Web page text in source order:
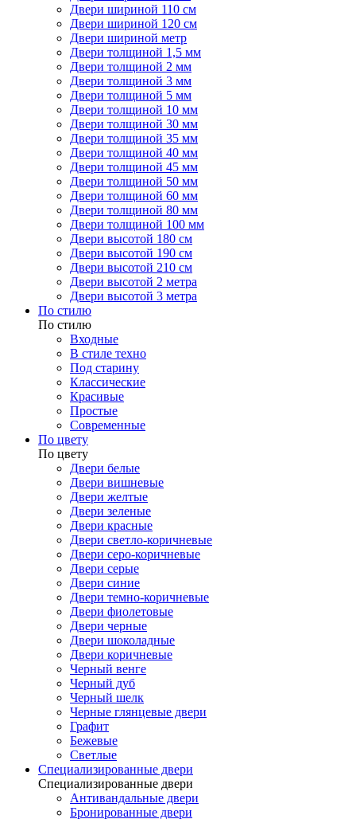
Двери шириной 110 см
Двери шириной 120 см
Двери шириной метр
Двери толщиной 1,5 мм
Двери толщиной 2 мм
Двери толщиной 3 мм
Двери толщиной 5 мм
Двери толщиной 10 мм
Двери толщиной 30 мм
Двери толщиной 35 мм
Двери толщиной 40 мм
Двери толщиной 45 мм
Двери толщиной 50 мм
Двери толщиной 60 мм
Двери толщиной 80 мм
Двери толщиной 100 мм
Двери высотой 180 см
Двери высотой 190 см
Двери высотой 210 см
Двери высотой 2 метра
Двери высотой 3 метра
По стилю
По стилю
Входные
В стиле техно
Под старину
Классические
Красивые
Простые
Современные
По цвету
По цвету
Двери белые
Двери вишневые
Двери желтые
Двери зеленые
Двери красные
Двери светло-коричневые
Двери серо-коричневые
Двери серые
Двери синие
Двери темно-коричневые
Двери фиолетовые
Двери черные
Двери шоколадные
Двери коричневые
Черный венге
Черный дуб
Черный шелк
Черные глянцевые двери
Графит
Бежевые
Светлые
Специализированные двери
Специализированные двери
Антивандальные двери
Бронированные двери